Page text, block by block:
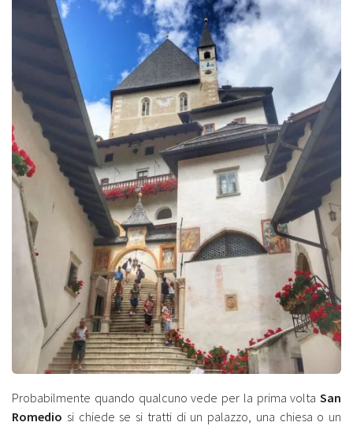
Probabilmente quando qualcuno vede per la prima volta San
Romedio si chiede se si tratti di un palazzo, una chiesa o un